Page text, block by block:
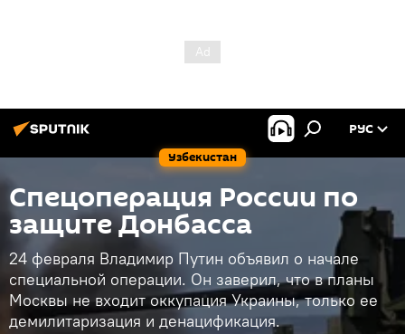
Узбекистан
РУС
Спецоперация России по
защите Донбасса
24 февраля Владимир Путин объявил о начале
специальной операции. Он заверил, что в планы
Москвы не входит оккупация Украины, только ее
демилитаризация и денацификация.